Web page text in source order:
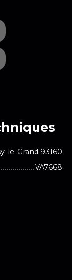
le-Grand 93160
VA7668